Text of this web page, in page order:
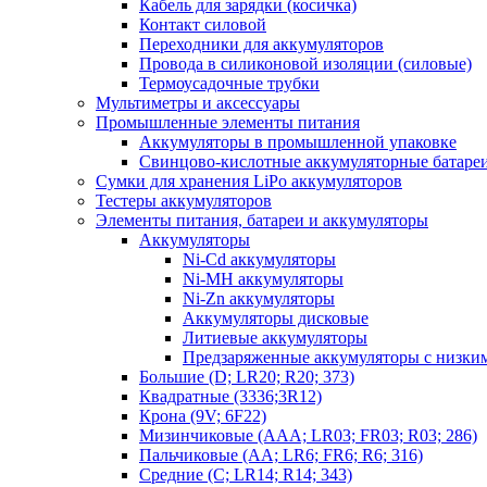
Кабель для зарядки (косичка)
Контакт силовой
Переходники для аккумуляторов
Провода в силиконовой изоляции (силовые)
Термоусадочные трубки
Мультиметры и аксессуары
Промышленные элементы питания
Аккумуляторы в промышленной упаковке
Свинцово-кислотные аккумуляторные
Сумки для хранения LiPo аккумуляторов
Тестеры аккумуляторов
Элементы питания, батареи и аккумуляторы
Аккумуляторы
Ni-Cd аккумуляторы
Ni-MH аккумуляторы
Ni-Zn аккумуляторы
Аккумуляторы дисковые
Литиевые аккумуляторы
Предзаряженные аккумуляторы с
Большие (D; LR20; R20; 373)
Квадратные (3336;3R12)
Крона (9V; 6F22)
Мизинчиковые (AAA; LR03; FR03; R03; 286)
Пальчиковые (AA; LR6; FR6; R6; 316)
Средние (C; LR14; R14; 343)